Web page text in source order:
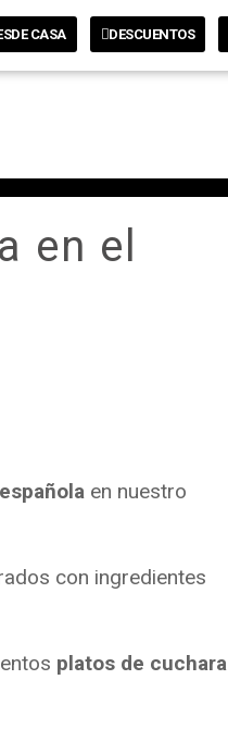
CASA DESCUENTOS
en el
en nuestro
con ingredientes
platos de cuchara